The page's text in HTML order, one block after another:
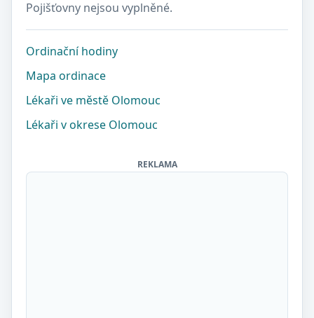
Pojišťovny nejsou vyplněné.
Ordinační hodiny
Mapa ordinace
Lékaři ve městě Olomouc
Lékaři v okrese Olomouc
REKLAMA